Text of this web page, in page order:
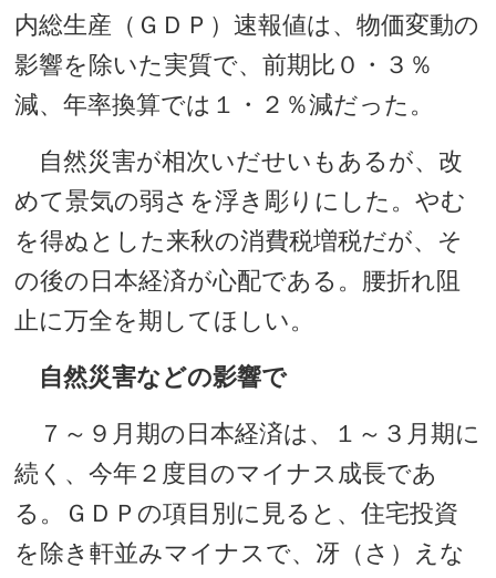
内総生産（ＧＤＰ）速報値は、物価変動の
影響を除いた実質で、前期比０・３％
減、年率換算では１・２％減だった。
自然災害が相次いだせいもあるが、改
めて景気の弱さを浮き彫りにした。やむ
を得ぬとした来秋の消費税増税だが、そ
の後の日本経済が心配である。腰折れ阻
止に万全を期してほしい。
自然災害などの影響で
７～９月期の日本経済は、１～３月期に
続く、今年２度目のマイナス成長であ
る。ＧＤＰの項目別に見ると、住宅投資
を除き軒並みマイナスで、冴（さ）えな